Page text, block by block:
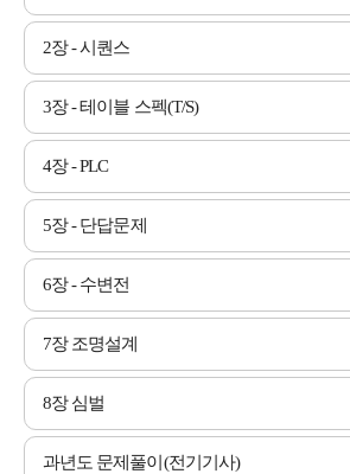
2장 - 시퀀스
3장 - 테이블 스펙(T/S)
4장 - PLC
5장 - 단답문제
6장 - 수변전
7장 조명설계
8장 심벌
과년도 문제풀이(전기기사)